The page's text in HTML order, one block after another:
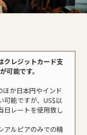
クレジットカード支
可能です。
か日本円やインド
可能ですが、US$以
日レートを使用致し
アルピアのみでの精